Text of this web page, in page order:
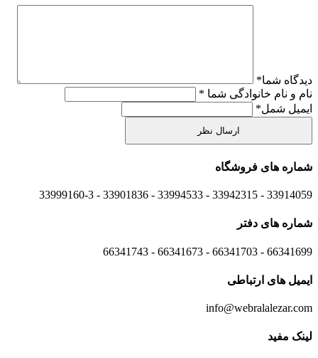
دیدگاه شما*
نام و نام خانوادگی شما *
ایمیل شمل*
شماره های فروشگاه
33914059 - 33942315 - 33994533 - 33901836 - 33999160-3 ​
شماره های دفتر
66341699 - 66341703 - 66341673 - 66341743
ایمیل های ارتباطی
info@webralalezar.com
لینک مفید